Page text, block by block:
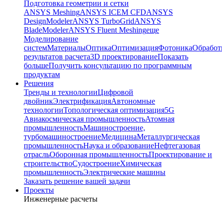
Подготовка геометрии и сетки
ANSYS MeshingANSYS ICEM CFDANSYS
DesignModelerANSYS TurboGridANSYS
BladeModelerANSYS Fluent Meshingеще
Моделирование
системМатериалыОптикаОптимизацияФотоника
результатов расчета3D проектированиеПоказать
большеПолучить консультацию по программным
продуктам
Решения
Тренды и технологииЦифровой
двойникЭлектрификацияАвтономные
технологииТопологическая оптимизация5G
Авиакосмическая промышленностьАтомная
промышленностьМашиностроение,
турбомашиностроениеМедицинаМеталлургическая
промышленностьНаука и образованиеНефтегазовая
отрасльОборонная промышленностьПроектирование и
строительствоСудостроениеХимическая
промышленностьЭлектрические машины
Заказать решение вашей задачи
Проекты
Инженерные расчеты